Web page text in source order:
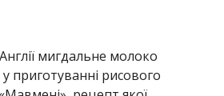
мигдальне молоко
приготуванні рисового